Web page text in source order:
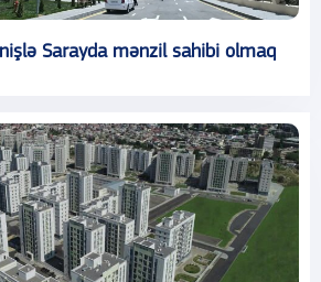
Sarayda mənzil sahibi olmaq